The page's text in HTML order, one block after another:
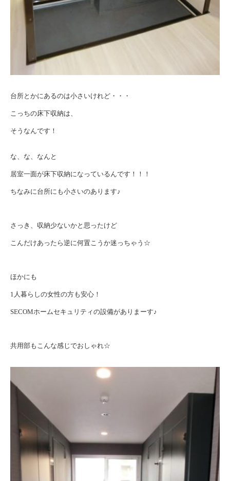
台所とかにあるのは小さいけれど・・・
こっちの床下収納は、
そうなんです！
な、な、なんと
居室一面が床下収納になっているんです！！！
ちなみに台所にも小さいのあります♪
さっき、収納少ないかと思ったけど
こんだけあったら逆に何置こうか迷っちゃう☆
ほかにも
1人暮らしの女性の方も安心！
SECOMホームセキュリティの設備がありまーす♪
共用部もこんな感じでおしゃれ☆